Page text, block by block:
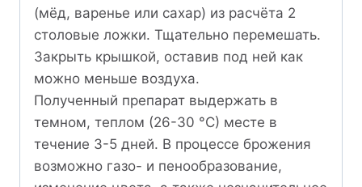
(мёд, варенье или сахар) из расчёта 2
столовые ложки. Тщательно перемешать.
Закрыть крышкой, оставив под ней как
можно меньше воздуха.
Полученный препарат выдержать в
темном, теплом (26-30 °С) месте в
течение 3-5 дней. В процессе брожения
возможно газо- и пенообразование,